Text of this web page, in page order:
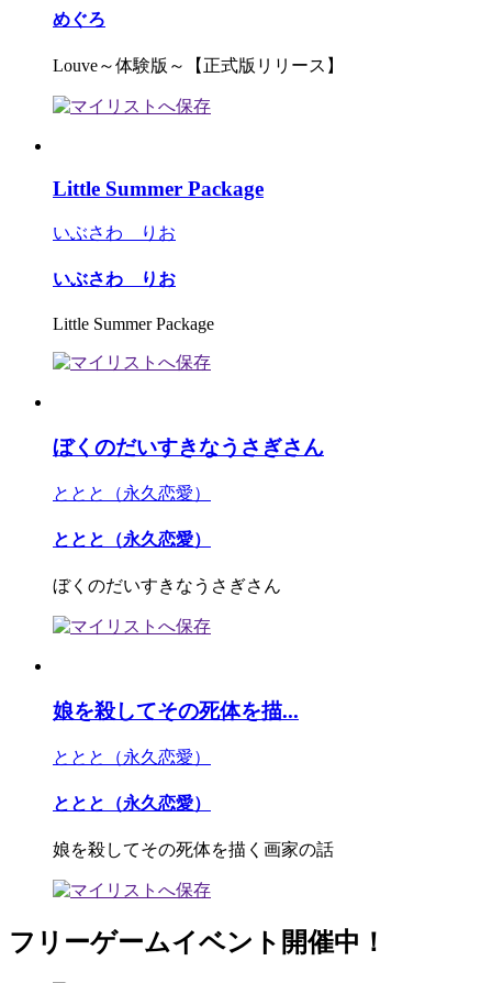
めぐろ
Louve～体験版～【正式版リリース】
Little Summer Package
いぶさわ りお
いぶさわ りお
Little Summer Package
ぼくのだいすきなうさぎさん
ととと（永久恋愛）
ととと（永久恋愛）
ぼくのだいすきなうさぎさん
娘を殺してその死体を描...
ととと（永久恋愛）
ととと（永久恋愛）
娘を殺してその死体を描く画家の話
フリーゲームイベント開催中！